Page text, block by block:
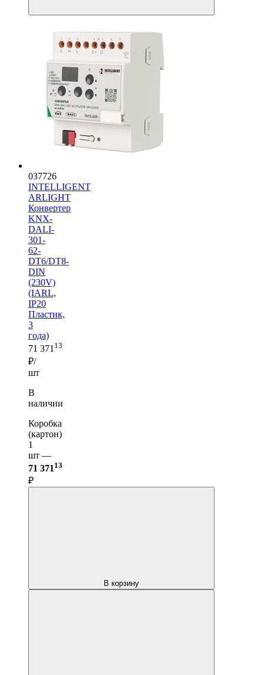
037726
INTELLIGENT
ARLIGHT
Конвертер
KNX-
DALI-
301-
62-
DT6/DT8-
DIN
(230V)
(IARL,
IP20
Пластик,
3
года)
71 37113
₽/
шт
В
наличии
Коробка
(картон)
1
шт —
71 371 13
₽
В корзину